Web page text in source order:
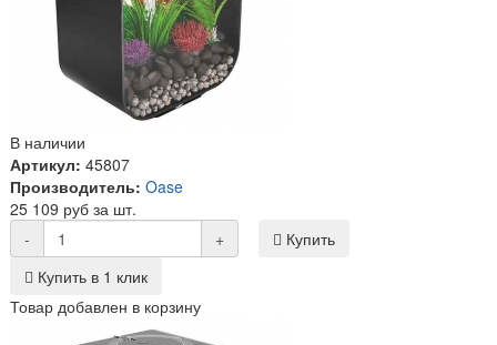
В наличии
Артикул: 45807
Производитель: Oase
25 109 руб за шт.
-
+
Купить
Купить в 1 клик
Товар добавлен в корзину